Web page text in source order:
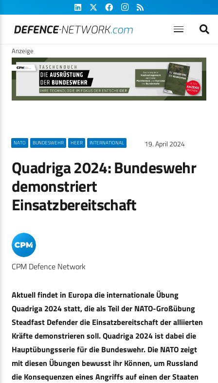
Anzeige
NATO BUNDESWEHR HEER INTERNATIONAL 19. April 2024
Quadriga 2024: Bundeswehr
demonstriert
Einsatzbereitschaft
CPM Defence Network
Aktuell findet in Europa die internationale Übung
Quadriga 2024 statt, die als Teil der NATO-Großübung
Steadfast Defender die Einsatzbereitschaft der alliierten
Kräfte demonstrieren soll. Quadriga 2024 ist dabei die
Hauptübungsserie für die Bundeswehr. Die NATO zeigt
mit diesen Übungen bewusst ihr Können, um Russland
die Konsequenzen eines Angriffs auf einen der Staaten